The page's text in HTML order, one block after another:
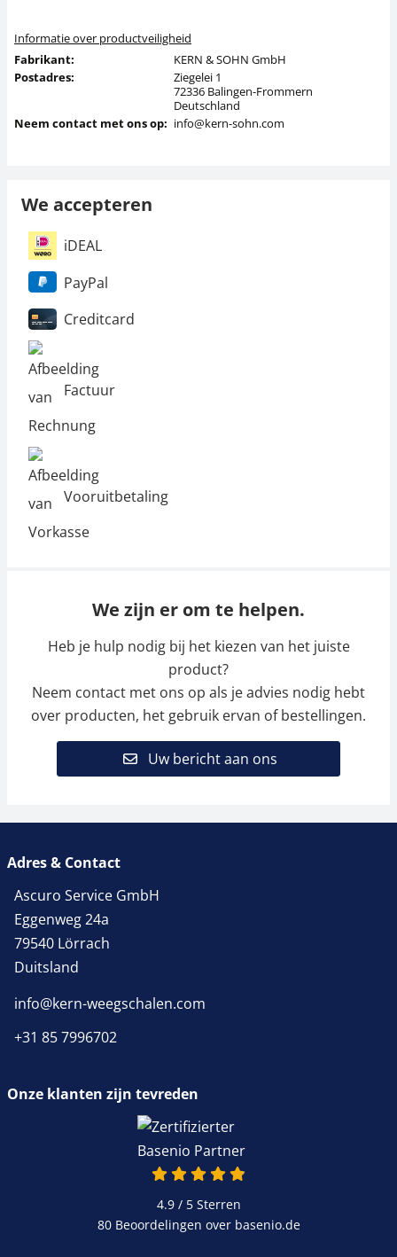
Informatie over productveiligheid
Fabrikant:
KERN & SOHN GmbH
Postadres:
Ziegelei 1
72336 Balingen-Frommern
Deutschland
Neem contact met ons op: info@kern-sohn.com
We accepteren
iDEAL
PayPal
Creditcard
Factuur
Vooruitbetaling
We zijn er om te helpen.
Heb je hulp nodig bij het kiezen van het juiste
product?
Neem contact met ons op als je advies nodig hebt
over producten, het gebruik ervan of bestellingen.
Uw bericht aan ons
Adres & Contact
Ascuro Service GmbH
Eggenweg 24a
79540 Lörrach
Duitsland
info@kern-weegschalen.com
+31 85 7996702
Onze klanten zijn tevreden
4.9 van 5
4.9 / 5Sterren
80 Beoordelingen over basenio.de